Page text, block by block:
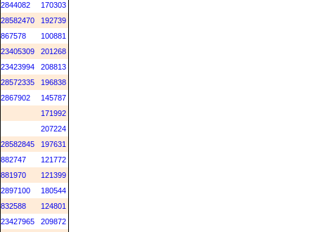
2844082
170303
28582470
192739
867578
100881
23405309
201268
23423994
208813
28572335
196838
2867902
145787
171992
207224
28582845
197631
882747
121772
881970
121399
2897100
180544
832588
124801
23427965
209872